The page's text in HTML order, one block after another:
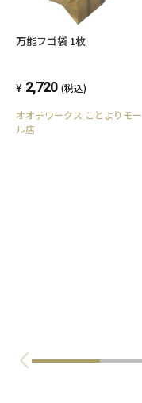
万能フゴ袋 1枚
2,720 (税込)
オオチワークス ことよりモー
ル店